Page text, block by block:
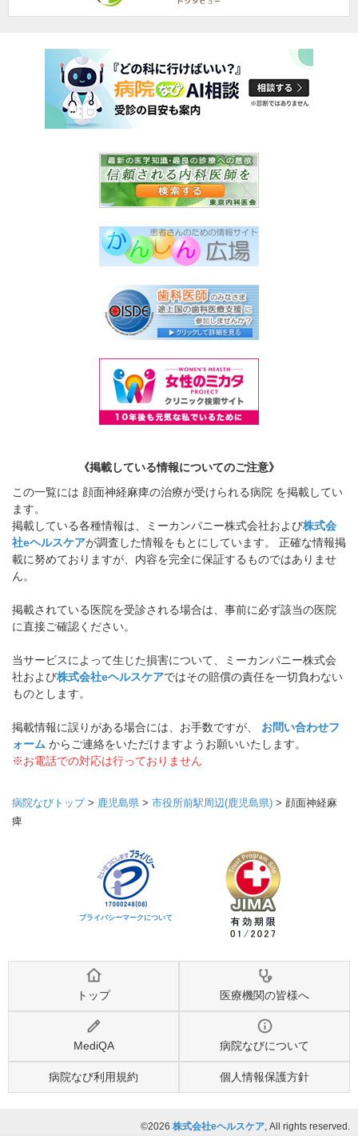
《掲載している情報についてのご注意》
この一覧には 顔面神経麻痺の治療が受けられる病院 を掲載してい
ます。
掲載している各種情報は、ミーカンパニー株式会社および株式会
社eヘルスケアが調査した情報をもとにしています。 正確な情報掲
載に努めておりますが、内容を完全に保証するものではありませ
ん。
掲載されている医院を受診される場合は、事前に必ず該当の医院
に直接ご確認ください。
当サービスによって生じた損害について、ミーカンパニー株式会
社および株式会社eヘルスケアではその賠償の責任を一切負わない
ものとします。
掲載情報に誤りがある場合には、お手数ですが、 お問い合わせフ
ォーム からご連絡をいただけますようお願いいたします。
※お電話での対応は行っておりません
病院なびトップ> 鹿児島県 > 市役所前駅周辺(鹿児島県) > 顔面神経麻
痺
プライバシーマークについて
トップ 医療機関の皆様へ
MediQA 病院なびについて
病院なび利用規約 個人情報保護方針
©2026 株式会社eヘルスケア, All rights reserved.